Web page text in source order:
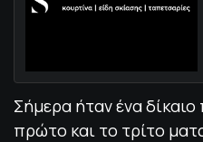
Σήμερα ήταν ένα δίκαιο
πρώτο και το τρίτο